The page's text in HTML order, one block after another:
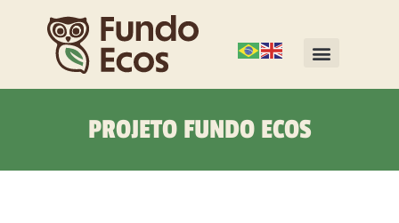
PROJETO FUNDO ECOS